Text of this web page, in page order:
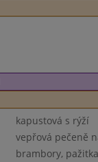
kapustová s rýží
vepřová pečeně
brambory, pažitka